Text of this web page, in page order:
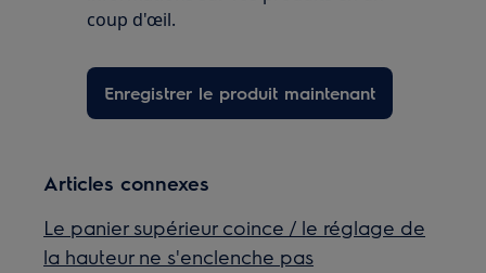
coup d'œil.
Enregistrer le produit maintenant
Articles connexes
Le panier supérieur coince / le réglage de
la hauteur ne s'enclenche pas